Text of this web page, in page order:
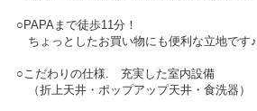
○PAPAまで徒歩11分！
ちょっとしたお買い物にも便利な立地です♪
○こだわりの仕様. 充実した室内設備
（折上天井・ポップアップ天井・食洗器）